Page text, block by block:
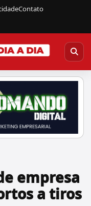
Contato
do WhatsApp
empresa
a tiros